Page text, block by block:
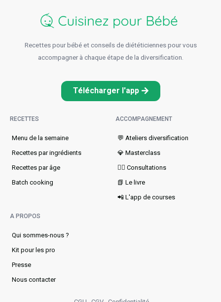
Recettes pour bébé et conseils de diététiciennes pour vous
accompagner à chaque étape de la diversification.
Télécharger l'app
RECETTES
Menu de la semaine​
Recettes par ingrédients
Recettes par âge
Batch cooking
ACCOMPAGNEMENT
💬 Ateliers diversification
💎 Masterclass
👩‍⚕️ Consultations
📗 Le livre
📲 L'app de courses
A PROPOS
Qui sommes-nous ?
Kit pour les pro
Presse
Nous contacter